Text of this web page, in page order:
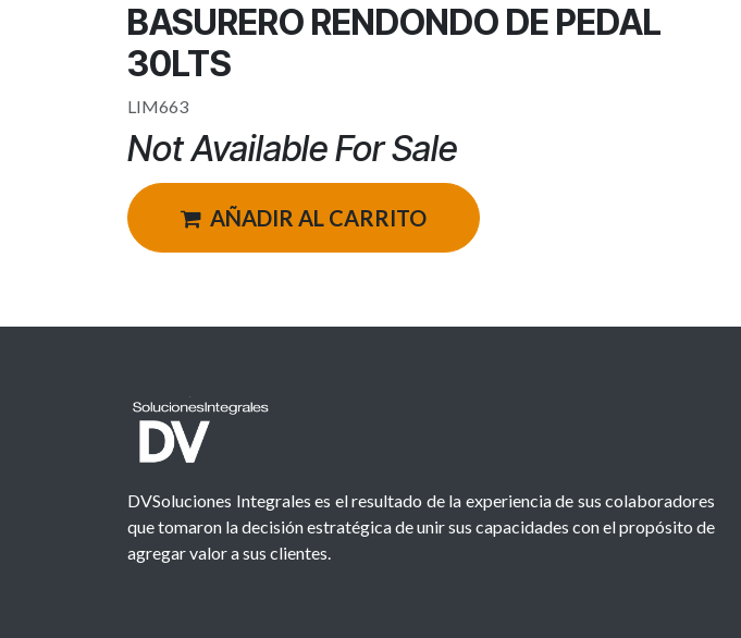
BASURERO RENDONDO DE PEDAL
30LTS
LIM663
Not Available For Sale
AÑADIR AL CARRITO
DVSoluciones Integrales es el resultado de la experiencia de sus colaboradores
que tomaron la decisión estratégica de unir sus capacidades con el propósito de
agregar valor a sus clientes.